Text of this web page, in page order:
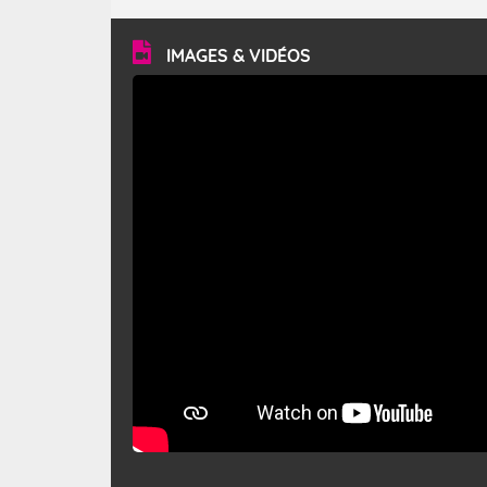
vitesse moyenne de 50 km/h et atteindre 80 à 100 km/h
en rafales, parfois davantage. Il parcourt la basse vallée
du Rhône et la Provence et envahit le littoral
méditerranéen à partir de la Camargue.
IMAGES & VIDÉOS